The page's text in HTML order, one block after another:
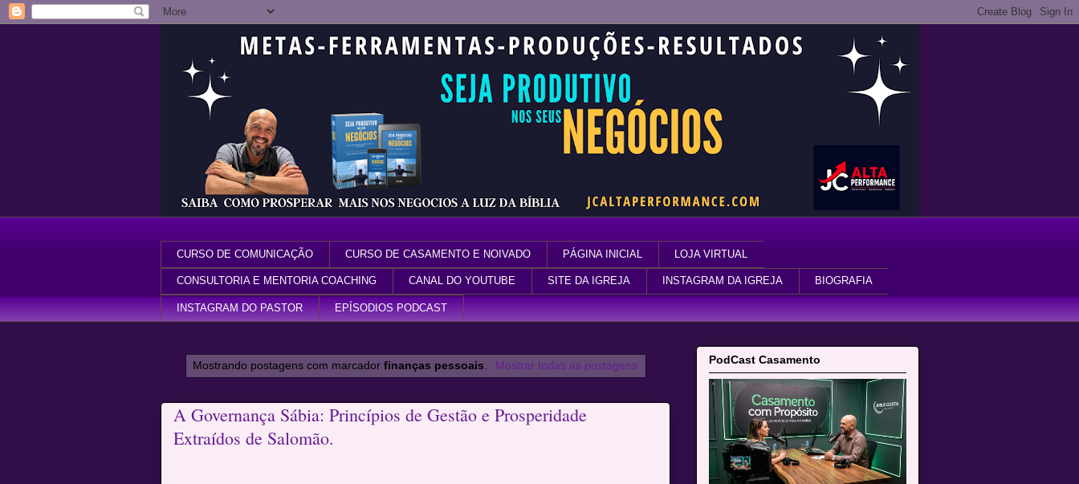
CURSO DE COMUNICAÇÃO CURSO DE CASAMENTO E NOIVADO PÁGINA INICIAL LOJA VIRTUAL
CONSULTORIA E MENTORIA COACHING CANAL DO YOUTUBE SITE DA IGREJA INSTAGRAM DA IGREJA BIOGRAFIA
INSTAGRAM DO PASTOR EPÍSODIOS PODCAST
Mostrando postagens com marcadorfinanças pessoais Mostrar todas as postagens
A Governança Sábia: Princípios de Gestão e Prosperidade
Extraídos de Salomão.
PodCast Casamento